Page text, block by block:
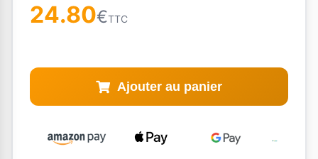
24.80€TTC
Ajouter au panier